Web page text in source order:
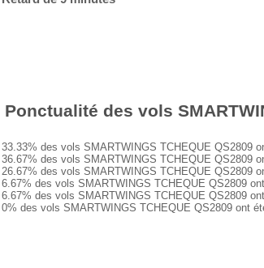
Ponctualité des vols
33.33% des vols SMARTWINGS TCHEQUE QS2809
36.67% des vols SMARTWINGS TCHEQUE QS2809
26.67% des vols SMARTWINGS TCHEQUE QS2809
6.67% des vols SMARTWINGS TCHEQUE QS2809
6.67% des vols SMARTWINGS TCHEQUE QS2809
0% des vols SMARTWINGS TCHEQUE QS2809 ont